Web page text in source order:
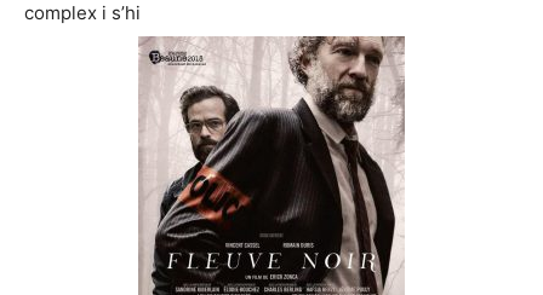
complex i s’hi